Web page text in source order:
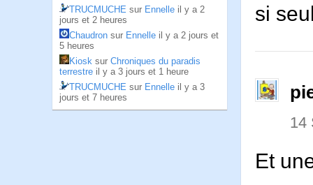
TRUCMUCHE sur Ennelle il y a 2
jours et 2 heures
Chaudron sur Ennelle il y a 2 jours et
5 heures
Kiosk sur Chroniques du paradis
terrestre il y a 3 jours et 1 heure
TRUCMUCHE sur Ennelle il y a 3
jours et 7 heures
si
14
Et